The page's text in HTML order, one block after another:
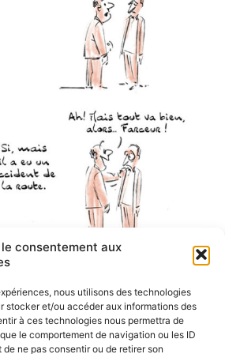
consentement aux
nous utilisons des technologies
stocker et/ou accéder aux informations des
à ces technologies nous permettra de
le comportement de navigation ou les ID
ne pas consentir ou de retirer son